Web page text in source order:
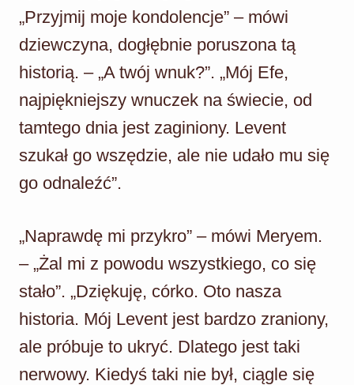
„Przyjmij moje kondolencje” – mówi
dziewczyna, dogłębnie poruszona tą
historią. – „A twój wnuk?”. „Mój Efe,
najpiękniejszy wnuczek na świecie, od
tamtego dnia jest zaginiony. Levent
szukał go wszędzie, ale nie udało mu się
go odnaleźć”.
„Naprawdę mi przykro” – mówi Meryem.
– „Żal mi z powodu wszystkiego, co się
stało”. „Dziękuję, córko. Oto nasza
historia. Mój Levent jest bardzo zraniony,
ale próbuje to ukryć. Dlatego jest taki
nerwowy. Kiedyś taki nie był, ciągle się